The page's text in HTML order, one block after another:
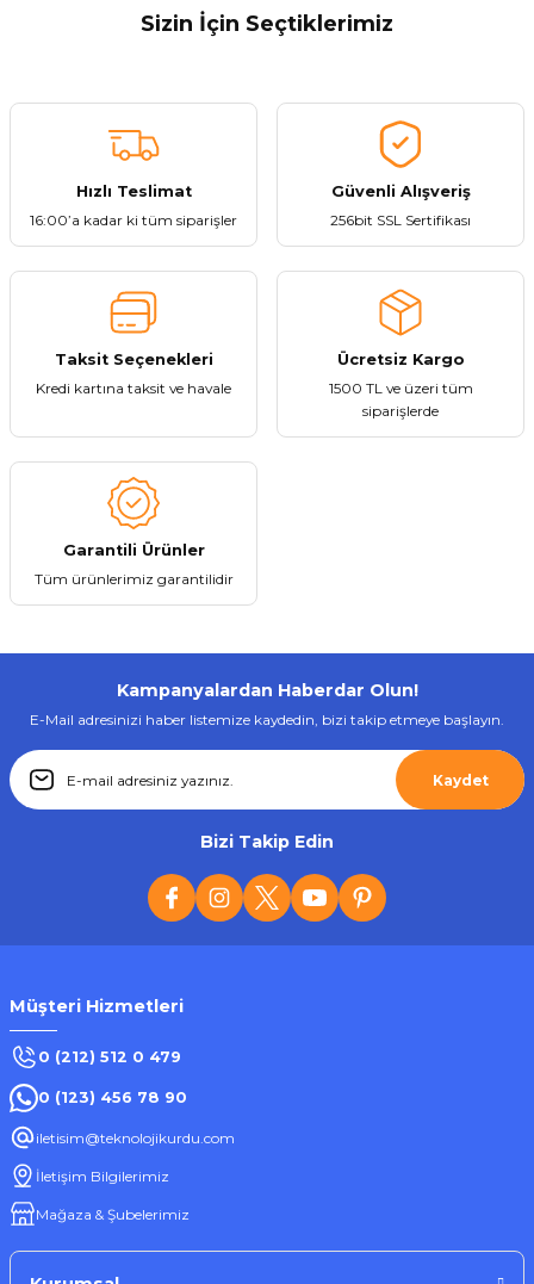
konularda yetersiz gördüğünüz noktaları öneri formunu kullanarak
tarafımıza iletebilirsiniz.
Ürün resmi kalitesiz, bozuk veya görüntülenemiyor.
Ürün açıklamasında eksik bilgiler bulunuyor.
Ürün bilgilerinde hatalar bulunuyor.
Ürün fiyatı diğer sitelerden daha pahalı.
Bu ürüne benzer farklı alternatifler olmalı.
Sizin İçin Seçtiklerimiz
Everton RT-671 Güneş Enerjili Bluetooth Usb/Sd/Aux/Fm Nostalji Radyo
Everton
Everton RT-308 Usb Ve Kart Girişli Şarjlı Bluetoothlu Radyo
563,31 ₺
Stokta Yok
Tükendi
563,31 ₺
Tükendi
Everton RT-370 Bluetooth Usb/Sd/Aux/Fm Nostalji Radyo
Hızlı Teslimat
16:00’a kadar ki tüm siparişler
Güvenli Alışveriş
256bit SSL Sertifikası
Taksit Seçenekleri
Kredi kartına taksit ve havale
Ücretsiz Kargo
1500 TL ve üzeri tüm
siparişlerde
Garantili Ürünler
Tüm ürünlerimiz garantilidir
Kampanyalardan Haberdar Olun!
E-Mail adresinizi haber listemize kaydedin, bizi takip etmeye başlayın.
Kaydet
Bizi Takip Edin
Müşteri Hizmetleri
0 (212) 512 0 479
0 (123) 456 78 90
iletisim@teknolojikurdu.com
İletişim Bilgilerimiz
Mağaza & Şubelerimiz